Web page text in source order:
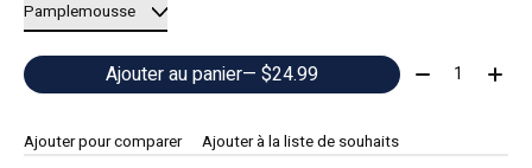
Ajouter au panier — $24.99 Quantité:
Ajouter pour comparer Ajouter à la liste de souhaits